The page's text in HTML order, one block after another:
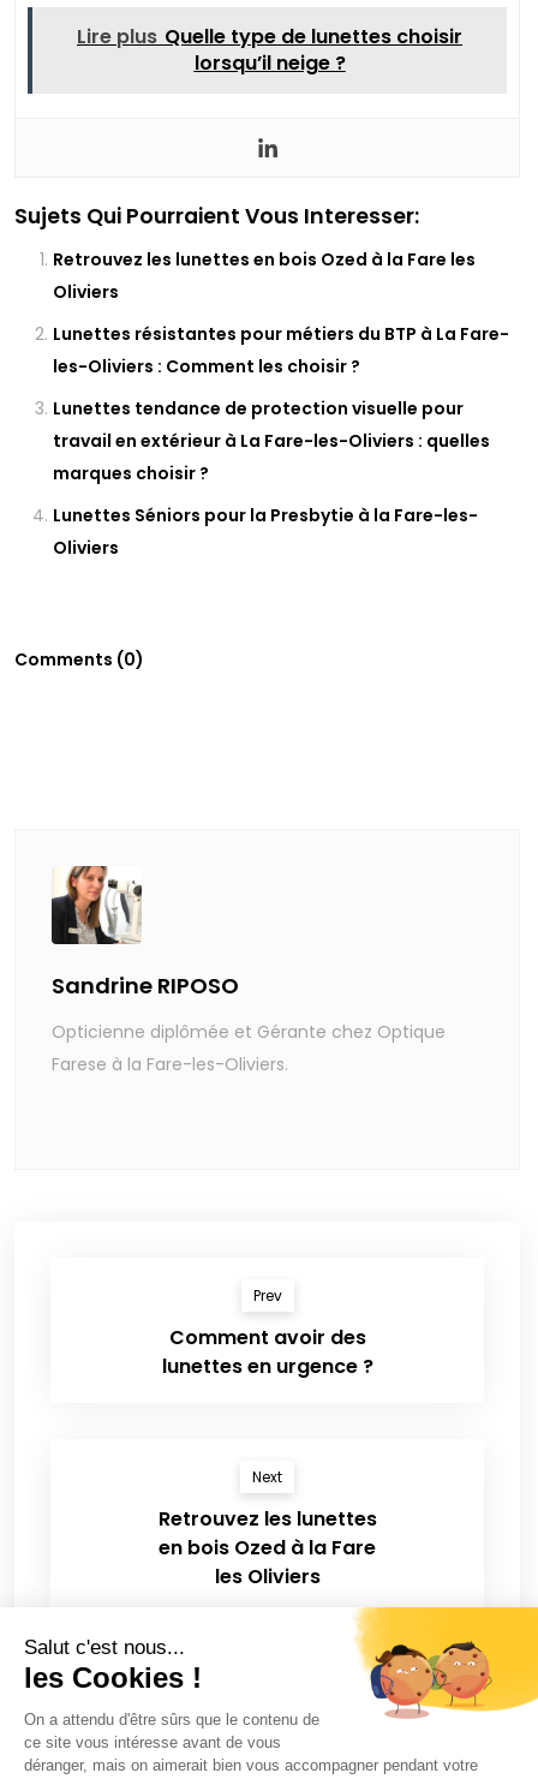
Lire plus Quelle type de lunettes choisir
lorsqu’il neige ?
Sujets Qui Pourraient Vous Interesser:
Retrouvez les lunettes en bois Ozed à la Fare les
Oliviers
Lunettes résistantes pour métiers du BTP à La Fare-
les-Oliviers : Comment les choisir ?
Lunettes tendance de protection visuelle pour
travail en extérieur à La Fare-les-Oliviers : quelles
marques choisir ?
Lunettes Séniors pour la Presbytie à la Fare-les-
Oliviers
Comments (0)
Sandrine RIPOSO
Opticienne diplômée et Gérante chez Optique
Farese à la Fare-les-Oliviers.
Prev
Comment avoir des
lunettes en urgence ?
Next
Retrouvez les lunettes
en bois Ozed à la Fare
les Oliviers